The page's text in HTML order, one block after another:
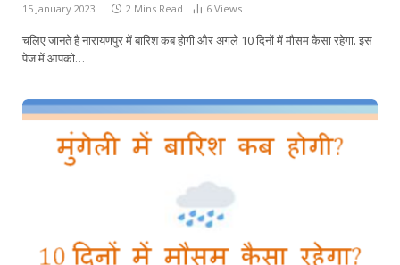
15 January 2023 2 Mins Read 6 Views
चलिए जानते है नारायणपुर में बारिश कब होगी और अगले 10 दिनों में मौसम कैसा रहेगा. इस
पेज में आपको…